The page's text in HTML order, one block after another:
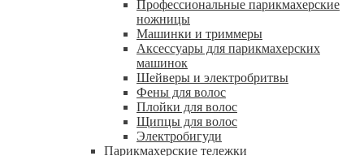
Профессиональные парикмахерские
ножницы
Машинки и триммеры
Аксессуары для парикмахерских
машинок
Шейверы и электробритвы
Фены для волос
Плойки для волос
Щипцы для волос
Электробигуди
Парикмахерские тележки